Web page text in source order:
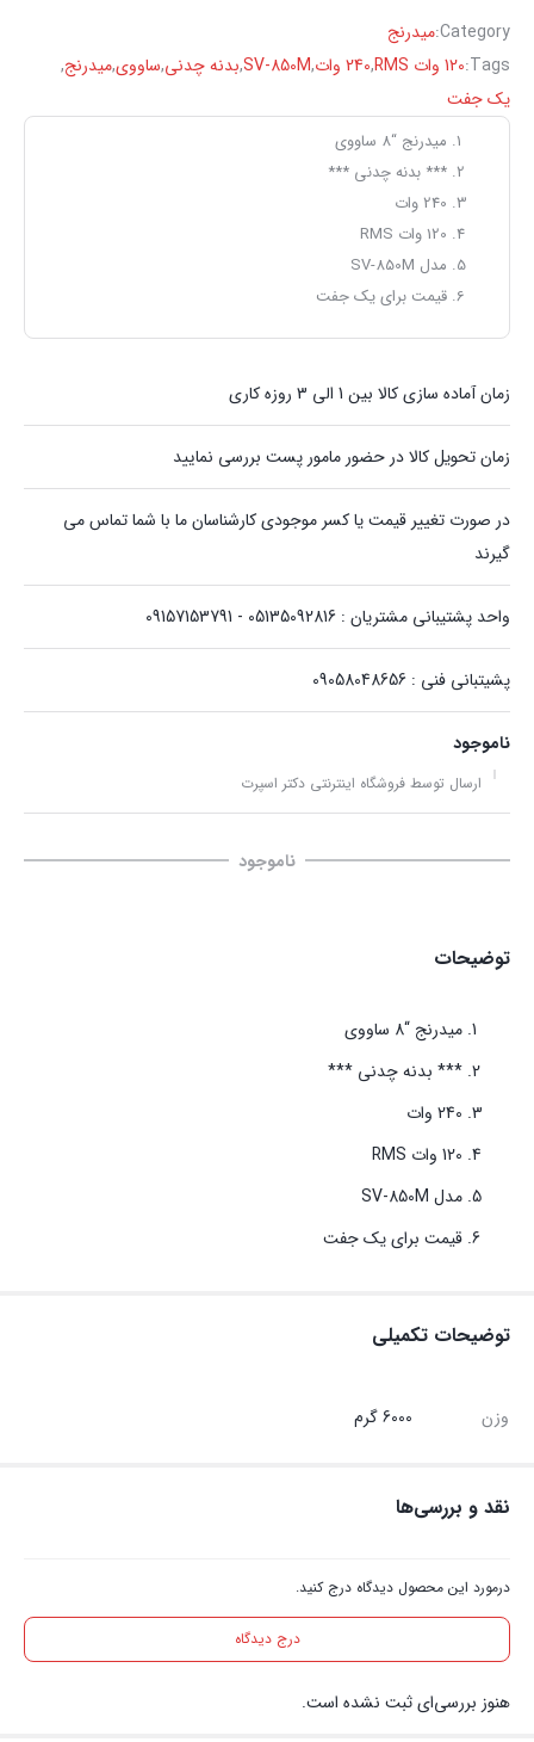
Category:میدرنج
Tags: 120 وات RMS ,240 وات ,
SV-850M
,بدنه چدنی,ساووی,میدرنج,
یک جفت
میدرنج “8 ساووی
*** بدنه چدنی ***
240 وات
120 وات RMS
مدل SV-850M
قیمت برای یک جفت
زمان آماده سازی کالا بین 1 الی 3 روزه کاری
زمان تحویل کالا در حضور مامور پست بررسی نمایید
در صورت تغییر قیمت یا کسر موجودی کارشناسان ما با شما تماس می
گیرند
واحد پشتیبانی مشتریان : 05135092816 - 09157153791
پشیتبانی فنی : 09058048656
ناموجود
ارسال توسط فروشگاه اینترنتی دکتر اسپرت
ناموجود
توضیحات
میدرنج “8 ساووی
*** بدنه چدنی ***
240 وات
120 وات RMS
مدل SV-850M
قیمت برای یک جفت
توضیحات تکمیلی
وزن 6000 گرم
نقد و بررسی‌ها
درمورد این محصول دیدگاه درج کنید.
درج دیدگاه
هنوز بررسی‌ای ثبت نشده است.